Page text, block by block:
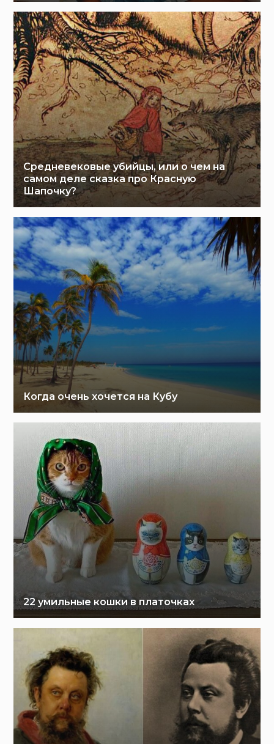
Средневековые убийцы, или о чем на
самом деле сказка про Красную
Шапочку?
Когда очень хочется на Кубу
22 умильные кошки в платочках